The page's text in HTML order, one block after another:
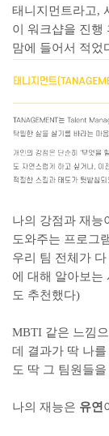
태니지먼트라고,
이 워크샵을 진행
맘에 들어서 적었
나의 강점과 재능
도와주는 프로그
우리 팀 전체가
에 대해 알아보는
도 추천했다)
MBTI 같은 느낌
데 결과가 딱 나
도 딱 그 팀원들
나의 재능은 유연